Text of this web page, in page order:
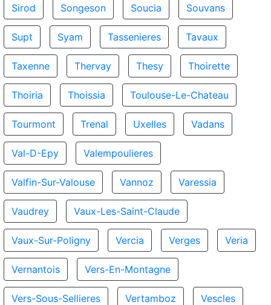
Sirod Songeson Soucia Souvans
Supt Syam Tassenieres Tavaux
Taxenne Thervay Thesy Thoirette
Thoiria Thoissia Toulouse-Le-Chateau
Tourmont Trenal Uxelles Vadans
Val-D-Epy Valempoulieres
Valfin-Sur-Valouse Vannoz Varessia
Vaudrey Vaux-Les-Saint-Claude
Vaux-Sur-Poligny Vercia Verges Veria
Vernantois Vers-En-Montagne
Vers-Sous-Sellieres Vertamboz Vescles